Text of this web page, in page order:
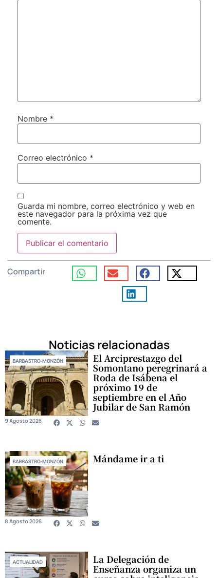
Nombre *
Correo electrónico *
Guarda mi nombre, correo electrónico y web en
este navegador para la próxima vez que
comente.
Compartir
Noticias relacionadas
BARBASTRO-MONZÓN El Arciprestazgo del
Somontano peregrinará a
Roda de Isábena el
próximo 19 de
septiembre en el Año
Jubilar de San Ramón
9 Agosto 2026
BARBASTRO-MONZÓN Mándame ir a ti
8 Agosto 2026
ACTUALIDAD La Delegación de
Enseñanza organiza un